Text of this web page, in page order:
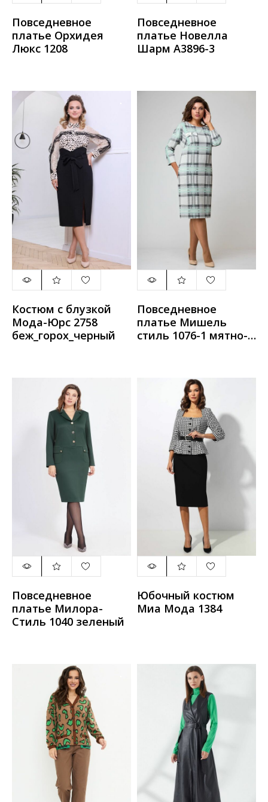
Повседневное
платье Орхидея
Люкс 1208
Повседневное
платье Новелла
Шарм А3896-3
Костюм с блузкой
Мода-Юрс 2758
беж_горох_черный
Повседневное
платье Мишель
стиль 1076-1 мятно-
Повседневное
платье Милора-
Стиль 1040 зеленый
Юбочный костюм
Миа Мода 1384